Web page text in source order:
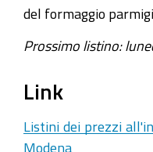
del formaggio
Prossimo listino:
Link
Listini dei prezzi
Modena